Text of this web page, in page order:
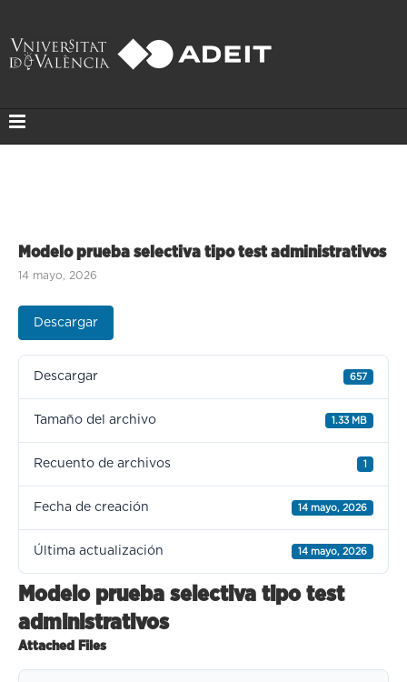
Modelo prueba selectiva tipo test administrativos
14 mayo, 2026
Descargar
Descargar 657
Tamaño del archivo 1.33 MB
Recuento de archivos 1
Fecha de creación 14 mayo, 2026
Última actualización 14 mayo, 2026
Modelo prueba selectiva tipo test
administrativos
Attached Files